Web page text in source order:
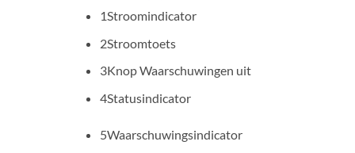
1Stroomindicator
2Stroomtoets
3Knop Waarschuwingen uit
4Statusindicator
5Waarschuwingsindicator